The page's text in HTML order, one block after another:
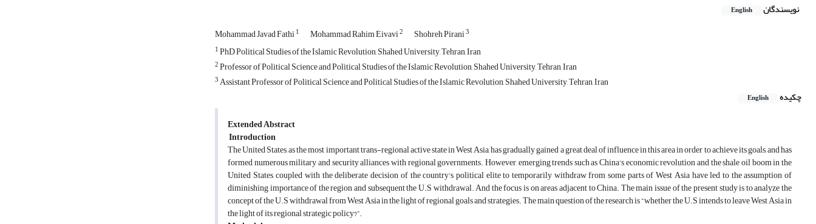
نویسندگان English
Mohammad Javad Fathi1 Mohammad Rahim Eivavi2 Shohreh Pirani3
1PhD Political Studies of the Islamic Revolution, Shahed University, Tehran, Iran
2Professor of Political Science and Political Studies of the Islamic Revolution, Shahed University, Tehran, Iran
3Assistant Professor of Political Science and Political Studies of the Islamic Revolution, Shahed University, Tehran, Iran
چکیده
English
Extended Abstract
Introduction
The United States, as the most important trans-regional active state in West Asia, has gradually gained a great deal of influence in this area in order to achieve its goals, and has
formed numerous military and security alliances with regional governments. However, emerging trends such as China's economic revolution and the shale oil boom in the
United States, coupled with the deliberate decision of the country's political elite to temporarily withdraw from some parts of West Asia have led to the assumption of
diminishing importance of the region and subsequent the U.S withdrawal. And the focus is on areas adjacent to China. The main issue of the present study is to analyze the
concept of the U.S withdrawal from West Asia in the light of regional goals and strategies. The main question of the research is “whether the U.S intends to leave West Asia in
the light of its regional strategic policy?”.